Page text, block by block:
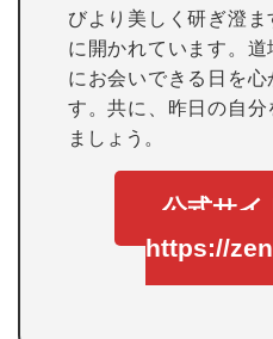
びより美しく研ぎ澄
に開かれています。
にお会いできる日を
す。共に、昨日の自
ましょう。
公式サイ
https://